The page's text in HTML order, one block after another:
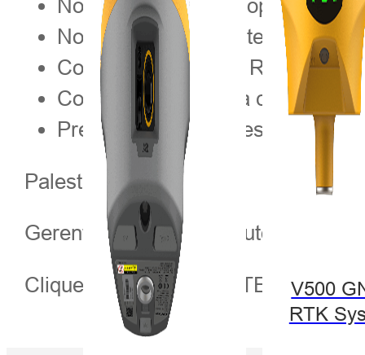
V500
RTK
Novas interfaces de operação
Novo e poderoso sistema de
Como a medição de RA
Controle de voz para
Prévia: módulo de desenho
Palestrante: Lance Lan
Gerente Sênior de Produtos da Hi-
Clique [AQUI] para OBTER UM